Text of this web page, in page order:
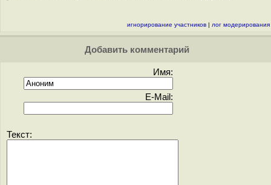
игнорирование участников | лог модерирования
Добавить комментарий
Имя:
E-Mail:
Текст: